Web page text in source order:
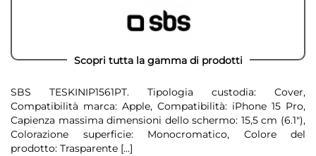
Scopri tutta la gamma di prodotti
SBS TESKINIP1561PT. Tipologia custodia: Cover,
Compatibilità marca: Apple, Compatibilità: iPhone 15 Pro,
Capienza massima dimensioni dello schermo: 15,5 cm (6.1"),
Colorazione superficie: Monocromatico, Colore del
prodotto: Trasparente [...]